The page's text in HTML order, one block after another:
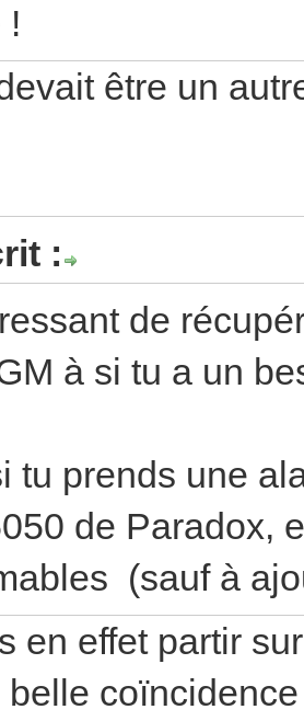
!
être un
:
de
à si tu a un
tu prends une
de Paradox,
(sauf à
en effet partir
belle